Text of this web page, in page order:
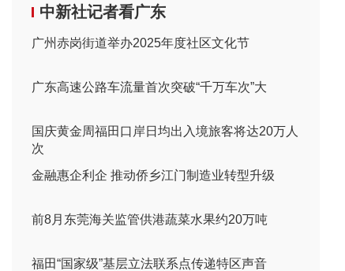
中新社记者看广东
广州赤岗街道举办2025年度社区文化节
广东高速公路车流量首次突破“千万车次”大
国庆黄金周福田口岸日均出入境旅客将达20万人
次
金融惠企利企 推动侨乡江门制造业转型升级
前8月东莞海关监管供港蔬菜水果约20万吨
福田“国家级”基层立法联系点传递特区声音